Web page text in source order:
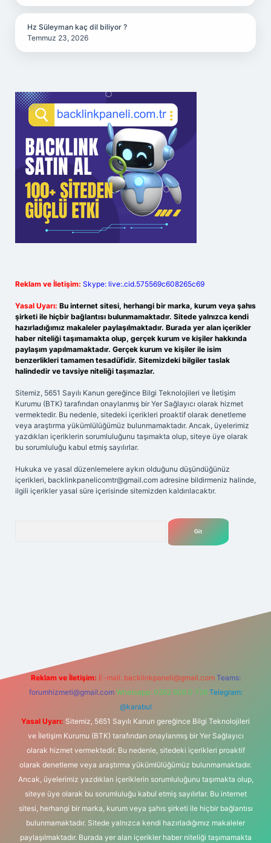
Hz Süleyman kaç dil biliyor ?
Temmuz 23, 2026
Reklam ve İletişim: Skype: live:.cid.575569c608265c69
Yasal Uyarı: Bu internet sitesi, herhangi bir marka, kurum veya şahıs
şirketi ile hiçbir bağlantısı bulunmamaktadır. Sitede yalnızca kendi
hazırladığımız makaleler paylaşılmaktadır. Burada yer alan içerikler
haber niteliği taşımamakta olup, gerçek kurum ve kişiler hakkında
paylaşım yapılmamaktadır. Gerçek kurum ve kişiler ile isim
benzerlikleri tamamen tesadüfidir. Sitemizdeki bilgiler taslak
halindedir ve tavsiye niteliği taşımazlar.
Sitemiz, 5651 Sayılı Kanun gereğince Bilgi Teknolojileri ve İletişim
Kurumu (BTK) tarafından onaylanmış bir Yer Sağlayıcı olarak hizmet
vermektedir. Bu nedenle, sitedeki içerikleri proaktif olarak denetleme
veya araştırma yükümlülüğümüz bulunmamaktadır. Ancak, üyelerimiz
yazdıkları içeriklerin sorumluluğunu taşımakta olup, siteye üye olarak
bu sorumluluğu kabul etmiş sayılırlar.
Hukuka ve yasal düzenlemelere aykırı olduğunu düşündüğünüz
içerikleri, backlinkpanelicomtr@gmail.com adresine bildirmeniz halinde,
ilgili içerikler yasal süre içerisinde sitemizden kaldırılacaktır.
Reklam ve İletişim: E-mail: backlinkpaneli@gmail.com Teams:
forumhizmeti@gmail.com Whatsapp: 0262 606 0 726 Telegram:
@karabul
Yasal Uyarı: Sitemiz, 5651 Sayılı Kanun gereğince Bilgi Teknolojileri
ve İletişim Kurumu (BTK) tarafından onaylanmış bir Yer Sağlayıcı
olarak hizmet vermektedir. Bu nedenle, sitedeki içerikleri proaktif
olarak denetleme veya araştırma yükümlülüğümüz bulunmamaktadır.
Ancak, üyelerimiz yazdıkları içeriklerin sorumluluğunu taşımakta olup,
siteye üye olarak bu sorumluluğu kabul etmiş sayılırlar. Bu internet
sitesi, herhangi bir marka, kurum veya şahıs şirketi ile hiçbir bağlantısı
bulunmamaktadır. Sitede yalnızca kendi hazırladığımız makaleler
paylaşılmaktadır. Burada yer alan içerikler haber niteliği taşımamakta